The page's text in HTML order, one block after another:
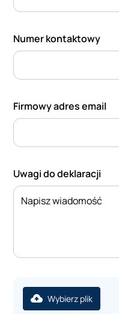
Numer kontaktowy
Firmowy adres email
Uwagi do deklaracji
Wybierz plik